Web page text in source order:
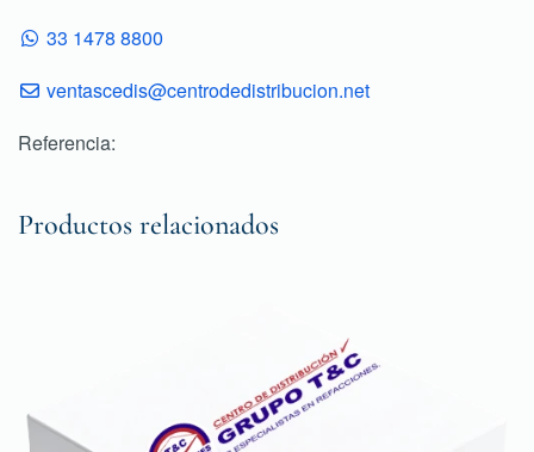
33 1478 8800
ventascedis@centrodedistribucion.net
Referencia:
Productos relacionados